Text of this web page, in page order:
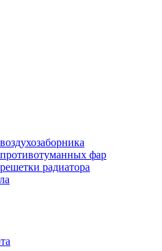
фар
радиатора